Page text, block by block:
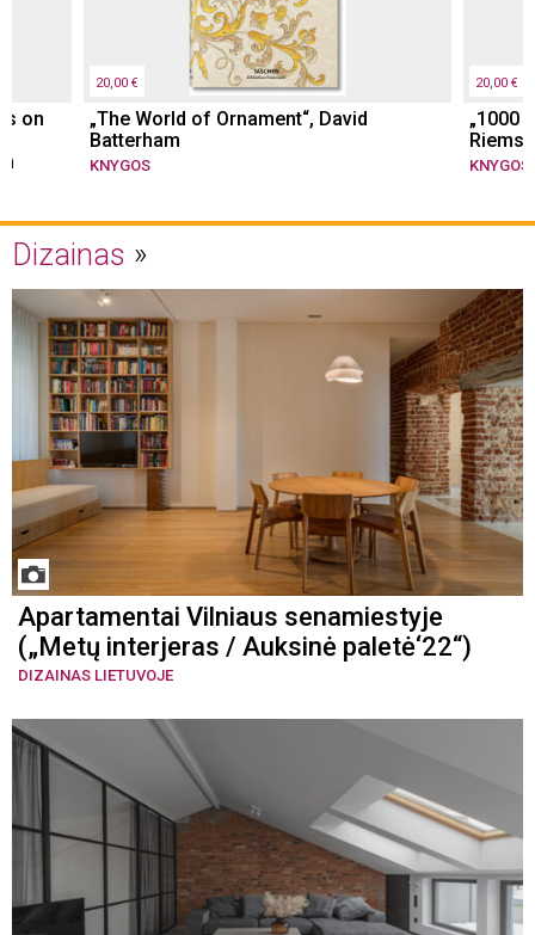
on
20,00 €
„The World of Ornament“, David
Batterham
KNYGOS
20,00 €
„1000
KNYGOS
Dizainas
Apartamentai Vilniaus senamiestyje
(„Metų interjeras / Auksinė paletė‘22“)
DIZAINAS LIETUVOJE